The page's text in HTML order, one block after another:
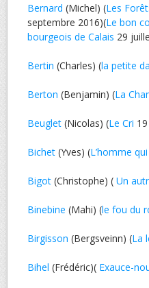
Bernard (Michel) (Les
septembre 2016)(Le bon
bourgeois de Calais 29
Bertin (Charles) (la petite
Berton (Benjamin) (La
Beuglet (Nicolas) (Le Cri
Bichet (Yves) (L’homme
Bigot (Christophe) ( Un
Binebine (Mahi) (le fou du
Birgisson (Bergsveinn) (La
Bihel (Frédéric)( Exauce-